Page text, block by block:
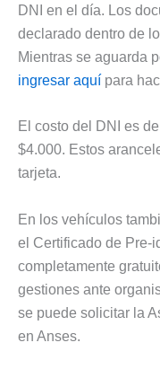
DNI en el día. Los
declarado dentro de
Mientras se aguarda
ingresar aquí para
El costo del DNI es
$4.000. Estos
tarjeta.
En los vehículos
el Certificado de Pre-
completamente
gestiones ante
se puede solicitar la
en Anses.